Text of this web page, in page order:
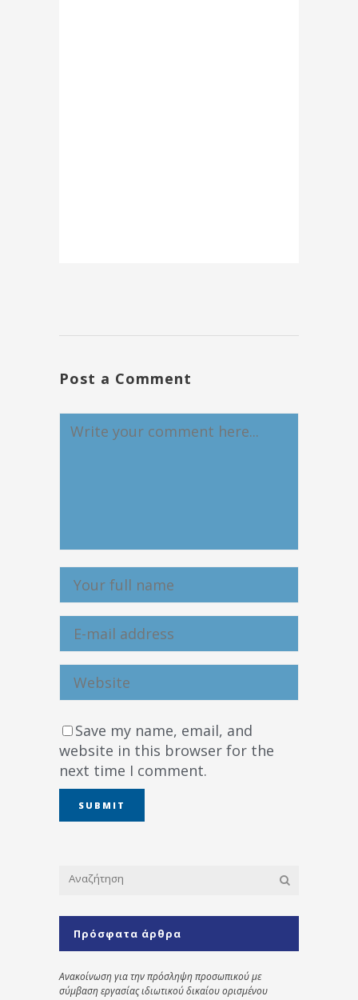
Post a Comment
Save my name, email, and
website in this browser for the
next time I comment.
Πρόσφατα άρθρα
Ανακοίνωση για την πρόσληψη προσωπικού με
σύμβαση εργασίας ιδιωτικού δικαίου ορισμένου